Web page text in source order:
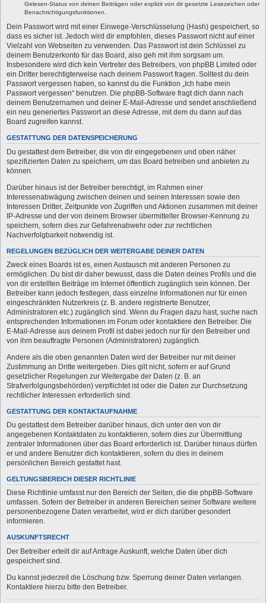
Gelesen-Status von deinen Beiträgen oder explizit von dir gesetzte Lesezeichen oder
Benachrichtigungsfunktionen.
Dein Passwort wird mit einer Einwege-Verschlüsselung (Hash) gespeichert, so
dass es sicher ist. Jedoch wird dir empfohlen, dieses Passwort nicht auf einer
Vielzahl von Webseiten zu verwenden. Das Passwort ist dein Schlüssel zu
deinem Benutzerkonto für das Board, also geh mit ihm sorgsam um.
Insbesondere wird dich kein Vertreter des Betreibers, von phpBB Limited oder
ein Dritter berechtigterweise nach deinem Passwort fragen. Solltest du dein
Passwort vergessen haben, so kannst du die Funktion „Ich habe mein
Passwort vergessen“ benutzen. Die phpBB-Software fragt dich dann nach
deinem Benutzernamen und deiner E-Mail-Adresse und sendet anschließend
ein neu generiertes Passwort an diese Adresse, mit dem du dann auf das
Board zugreifen kannst.
GESTATTUNG DER DATENSPEICHERUNG
Du gestattest dem Betreiber, die von dir eingegebenen und oben näher
spezifizierten Daten zu speichern, um das Board betreiben und anbieten zu
können.
Darüber hinaus ist der Betreiber berechtigt, im Rahmen einer
Interessenabwägung zwischen deinen und seinen Interessen sowie den
Interessen Dritter, Zeitpunkte von Zugriffen und Aktionen zusammen mit deiner
IP-Adresse und der von deinem Browser übermittelter Browser-Kennung zu
speichern, sofern dies zur Gefahrenabwehr oder zur rechtlichen
Nachverfolgbarkeit notwendig ist.
REGELUNGEN BEZÜGLICH DER WEITERGABE DEINER DATEN
Zweck eines Boards ist es, einen Austausch mit anderen Personen zu
ermöglichen. Du bist dir daher bewusst, dass die Daten deines Profils und die
von dir erstellten Beiträge im Internet öffentlich zugänglich sein können. Der
Betreiber kann jedoch festlegen, dass einzelne Informationen nur für einen
eingeschränkten Nutzerkreis (z. B. andere registrierte Benutzer,
Administratoren etc.) zugänglich sind. Wenn du Fragen dazu hast, suche nach
entsprechenden Informationen im Forum oder kontaktiere den Betreiber. Die
E-Mail-Adresse aus deinem Profil ist dabei jedoch nur für den Betreiber und
von ihm beauftragte Personen (Administratoren) zugänglich.
Andere als die oben genannten Daten wird der Betreiber nur mit deiner
Zustimmung an Dritte weitergeben. Dies gilt nicht, sofern er auf Grund
gesetzlicher Regelungen zur Weitergabe der Daten (z. B. an
Strafverfolgungsbehörden) verpflichtet ist oder die Daten zur Durchsetzung
rechtlicher Interessen erforderlich sind.
GESTATTUNG DER KONTAKTAUFNAHME
Du gestattest dem Betreiber darüber hinaus, dich unter den von dir
angegebenen Kontaktdaten zu kontaktieren, sofern dies zur Übermittlung
zentraler Informationen über das Board erforderlich ist. Darüber hinaus dürfen
er und andere Benutzer dich kontaktieren, sofern du dies in deinem
persönlichen Bereich gestattet hast.
GELTUNGSBEREICH DIESER RICHTLINIE
Diese Richtlinie umfasst nur den Bereich der Seiten, die die phpBB-Software
umfassen. Sofern der Betreiber in anderen Bereichen seiner Software weitere
personenbezogene Daten verarbeitet, wird er dich darüber gesondert
informieren.
AUSKUNFTSRECHT
Der Betreiber erteilt dir auf Anfrage Auskunft, welche Daten über dich
gespeichert sind.
Du kannst jederzeit die Löschung bzw. Sperrung deiner Daten verlangen.
Kontaktiere hierzu bitte den Betreiber.